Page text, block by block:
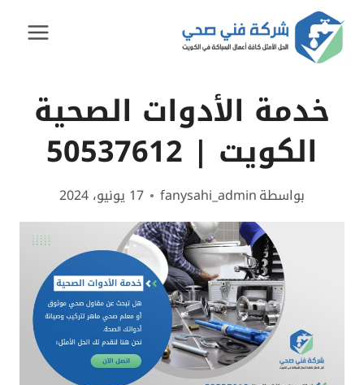
التجاوز
إلى
المحتوى
خدمة الأدوات الصحية
الكويت | 50537612
بواسطةfanysahi_admin 17 يونيو، 2024